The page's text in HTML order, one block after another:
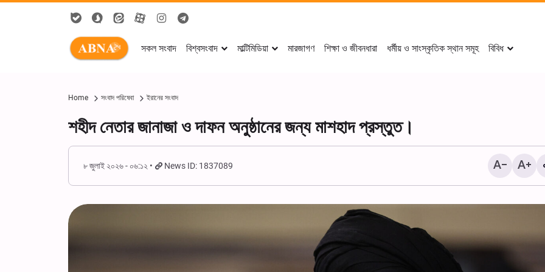
সকল সংবাদ বিশ্বসংবাদ মাল্টিমিডিয়া মারজাগণ শিক্ষা ও জীবনধারা ধর্মীয় ও সাংস্কৃতিক স্থান সমূহ বিবিধ
Home সংবাদ পরিষেবা ইরানের সংবাদ
শহীদ নেতার জানাজা ও দাফন অনুষ্ঠানের জন্য মাশহাদ প্রস্তুত।
৮ জুলাই ২০২৬ - ০৬:১২ News ID: 1837089
২০ই সফর পবিত্র কারবালার মহান
আরবাঈন (চল্লিশা) উপলক্ষে শোক
আয়োজন করা হয়।